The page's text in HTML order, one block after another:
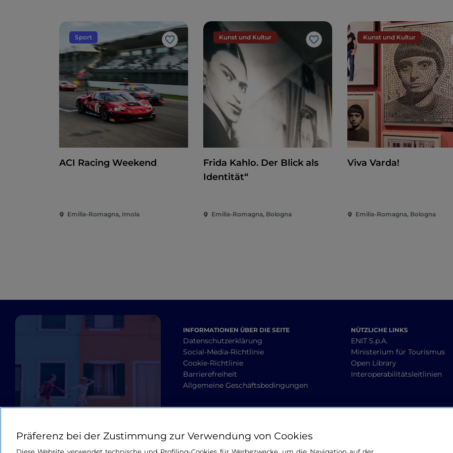
Sport
Like
ACI Racing Weekend
Emilia-Romagna, Imola
Kunst und Kultur
Like
Frida Kahlo. Der Blick als
Identität“
Emilia-Romagna, Bologna
Kunst und Kultur
Viva Varda!
Emilia-Romagna, Bologna
INFORMATIONEN ÜBER DIE SEITE
Datenschutzerklärung
Social-Media-Richtlinie
Cookie-Richtlinie
Barrierefreiheit
Allgemeine Geschäftsbedingungen
NÜTZLICHE LINKS
ENIT S.p.A.
Ministerium für Tourismus
Open Library
Interoperabilitätsleitlinien
Präferenz bei der Zustimmung zur Verwendung von Cookies